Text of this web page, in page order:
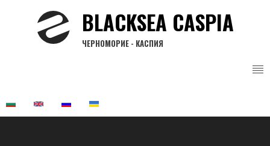
BLACKSEA CASPIA
ЧЕРНОМОРИЕ - КАСПИЯ